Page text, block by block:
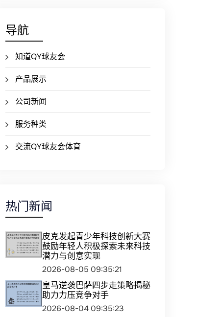
导航
知道QY球友会
产品展示
公司新闻
服务种类
交流QY球友会体育
热门新闻
皮克发起青少年科技创新大赛
鼓励年轻人积极探索未来科技
潜力与创意实现
2026-08-05 09:35:21
皇马逆袭巴萨四步走策略揭秘
助力力压竞争对手
2026-08-04 09:35:23